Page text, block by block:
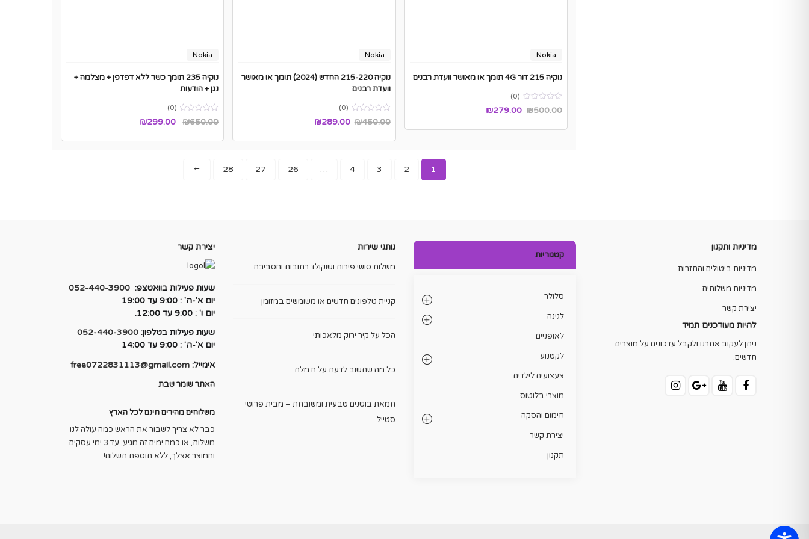
Nokia
נוקיה 215 דור 4G תומך או מאושר וועדת רבנים
(0)
₪500.00
₪279.00
Nokia
נוקיה 215-220 החדש (2024) תומך או מאושר
וועדת רבנים
(0)
₪450.00
₪289.00
Nokia
נוקיה 235 תומך כשר ללא דפדפן + מצלמה +
נגן + הודעות
(0)
₪650.00
המחיר ₪299.00
המחיר
1
2
3
4
…
26
27
28
→
יצירת קשר
שעות פעילות בוואטצפ: 052-440-3900
יום א'-ה' : 9:00 עד 19:00
יום ו' : 9:00 עד 12:00.
שעות פעילות בטלפון: 052-440-3900
יום א'-ה' : 9:00 עד 14:00
אימייל: free0722831113@gmail.com
האתר שומר שבת
משלוחים מהירים חינם לכל הארץ
כבר לא צריך לשבור את הראש כמה עולה לנו
משלוח, או כמה ימים זה מגיע, עד 3 ימי עסקים
והמוצר אצלך, ללא תוספת תשלום!
נותני שירות
משלוח סושי פירות ושוקולד רחובות והסביבה.
קניית טלפונים חדשים או משומשים במזומן
הכל על קיר ירוק מלאכותי
כל מה שחשוב לדעת על ה מלח
חמאת בוטנים טבעית ומשובחת – מבית פרוטי
סטייל
קטגוריות
סלולר
לגינה
לאופניים
לקטנוע
צעצועים לילדים
מוצרי בלוטוס
חימום והסקה
יצירת קשר
תקנון
מדיניות ותקנון
מדיניות ביטולים והחזרות
מדיניות משלוחים
יצירת קשר
להיות מעודכנים תמיד
ניתן לעקוב אחרנו ולקבל עדכונים על מוצרים
חדשים: